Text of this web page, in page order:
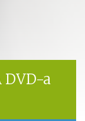
DVD-a